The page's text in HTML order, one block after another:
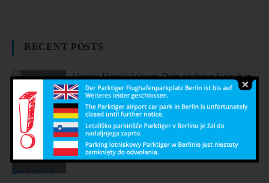
RECENT POSTS
Vergiss Hotels: Warum Dein nächster Urlaub in
einem dieser coolen Airbnbs stattfinden sollte.
Sonne, Stil, Sehenswürdigkeiten – So fühlt sich
Barcelona an